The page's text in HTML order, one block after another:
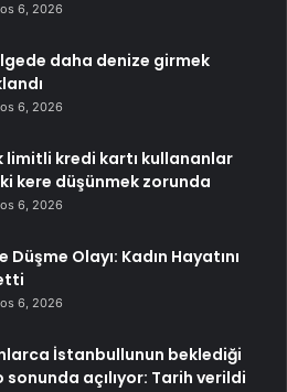
6, 2026
daha denize girmek
6, 2026
limitli kredi kartı kullananlar
kere düşünmek zorunda
6, 2026
Düşme Olayı: Kadın Hayatını
6, 2026
İstanbullunun beklediği
sonunda açılıyor: Tarih verildi